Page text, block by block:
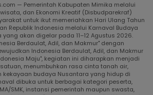
— Pemerintah Kabupaten Mimika melalui
dan Ekonomi Kreatif (Disbudparekraf)
untuk ikut memeriahkan Hari Ulang Tahun
Republik Indonesia melalui Karnaval Budaya
akan digelar pada 11–12 Agustus 2026.
Berdaulat, Adil, dan Makmur" dengan
Indonesia Berdaulat, Adil, dan Makmur
Maju", kegiatan ini diharapkan menjadi
menumbuhkan rasa cinta tanah air,
kekayaan budaya Nusantara yang hidup di
dibuka untuk berbagai kategori peserta,
SMK, instansi pemerintah maupun swasta,